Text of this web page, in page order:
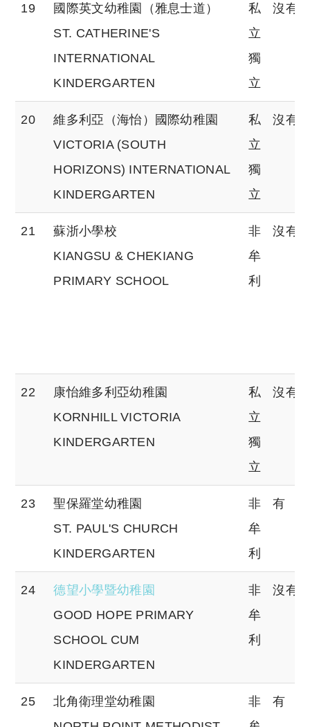
19
國際英文幼稚園（雅息士道）
ST. CATHERINE'S
INTERNATIONAL
KINDERGARTEN
私
立
獨
立
沒有
20
維多利亞（海怡）國際幼稚園
VICTORIA (SOUTH
HORIZONS) INTERNATIONAL
KINDERGARTEN
私
立
獨
立
沒有
21
蘇浙小學校
KIANGSU & CHEKIANG
PRIMARY SCHOOL
非
牟
利
沒有
22
康怡維多利亞幼稚園
KORNHILL VICTORIA
KINDERGARTEN
私
立
獨
立
沒有
23
聖保羅堂幼稚園
ST. PAUL'S CHURCH
KINDERGARTEN
非
牟
利
有
24
德望小學暨幼稚園
GOOD HOPE PRIMARY
SCHOOL CUM
KINDERGARTEN
非
牟
利
沒有
25
北角衛理堂幼稚園
非
有